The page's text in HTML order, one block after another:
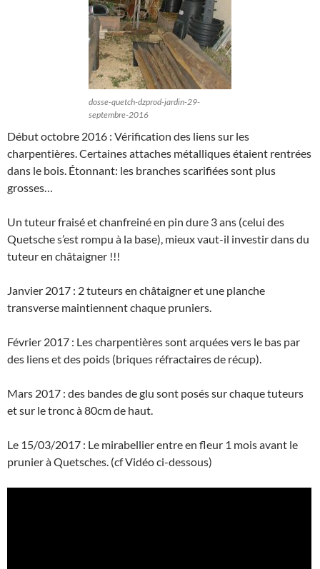
dosse-quetch-dzprod-jardin-29-
septembre-2016
Début octobre 2016 : Vérification des liens sur les
charpentières. Certaines attaches métalliques étaient rentrées
dans le bois. Étonnant: les branches scarifiées sont plus
grosses…
Un tuteur fraisé et chanfreiné en pin dure 3 ans (celui des
Quetsche s’est rompu à la base), mieux vaut-il investir dans du
tuteur en châtaigner !!!
Janvier 2017 : 2 tuteurs en châtaigner et une planche
transverse maintiennent chaque pruniers.
Février 2017 : Les charpentières sont arquées vers le bas par
des liens et des poids (briques réfractaires de récup).
Mars 2017 : des bandes de glu sont posés sur chaque tuteurs
et sur le tronc à 80cm de haut.
Le 15/03/2017 : Le mirabellier entre en fleur 1 mois avant le
prunier à Quetsches. (cf Vidéo ci-dessous)